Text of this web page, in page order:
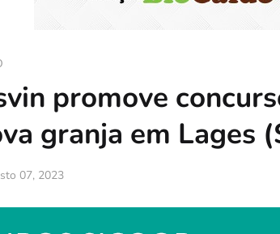
promove
granja em Lages
07, 2023